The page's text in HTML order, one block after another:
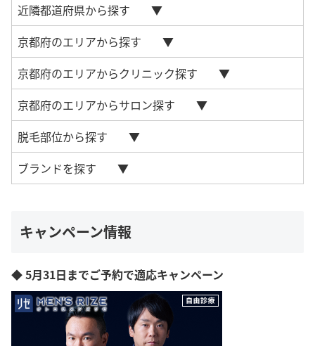
近隣都道府県から探す
京都府のエリアから探す
京都府のエリアからクリニック探す
京都府のエリアからサロン探す
脱毛部位から探す
ブランドを探す
キャンペーン情報
◆ 5月31日までご予約で適応キャンペーン